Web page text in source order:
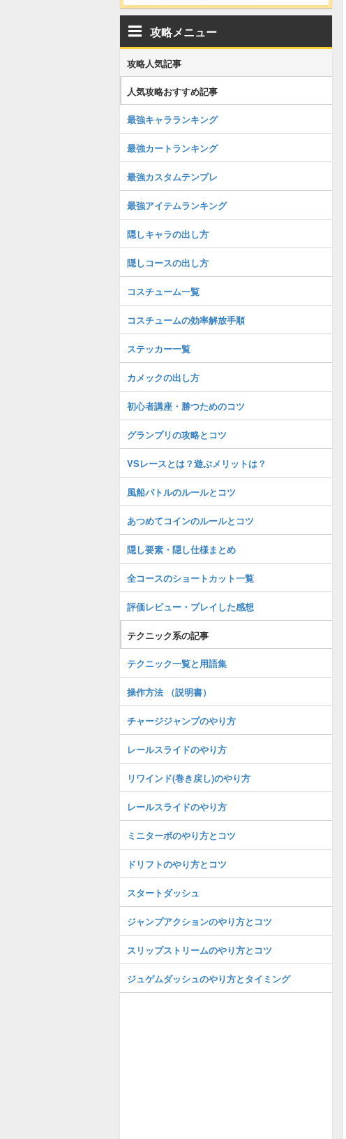
攻略メニュー
攻略人気記事
人気攻略おすすめ記事
最強キャラランキング
最強カートランキング
最強カスタムテンプレ
最強アイテムランキング
隠しキャラの出し方
隠しコースの出し方
コスチューム一覧
コスチュームの効率解放手順
ステッカー一覧
カメックの出し方
初心者講座・勝つためのコツ
グランプリの攻略とコツ
VSレースとは？遊ぶメリットは？
風船バトルのルールとコツ
あつめてコインのルールとコツ
隠し要素・隠し仕様まとめ
全コースのショートカット一覧
評価レビュー・プレイした感想
テクニック系の記事
テクニック一覧と用語集
操作方法 （説明書）
チャージジャンプのやり方
レールスライドのやり方
リワインド(巻き戻し)のやり方
レールスライドのやり方
ミニターボのやり方とコツ
ドリフトのやり方とコツ
スタートダッシュ
ジャンプアクションのやり方とコツ
スリップストリームのやり方とコツ
ジュゲムダッシュのやり方とタイミング